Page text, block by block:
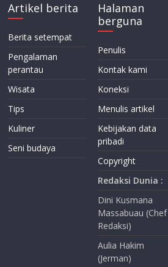
Artikel berita
Berita setempat
Pengalaman
perantau
Wisata
Tips
Kuliner
Seni budaya
Halaman
berguna
Penulis
Kontak kami
Koneksi
Menulis artikel
Kebijakan data
pribadi
Copyright
Redaksi Dunia :
Dini Kusmana
Massabuau (Chef
Redaksi)
Aulia Hakim
(Jerman)